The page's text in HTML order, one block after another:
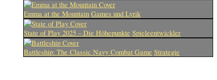
Emma at the Mountain Games und Lyrik
State of Play 2025 – Die Höhepunkte Spieleentwickler
Battleship: The Classic Navy Combat Game Strategie